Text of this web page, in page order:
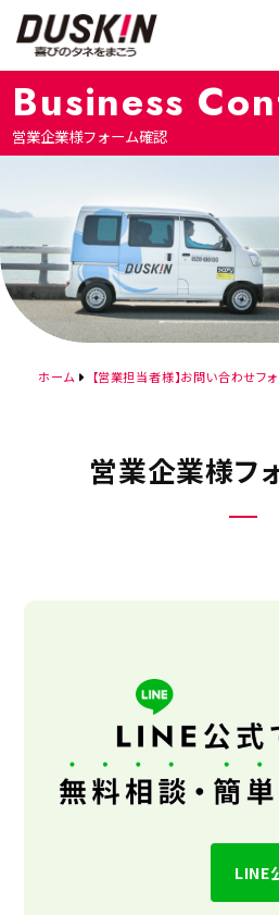
Business
営業企業様フォーム確認
ホーム 【営業担当者様】お問い合わせフ
営業企業様フ
LINE